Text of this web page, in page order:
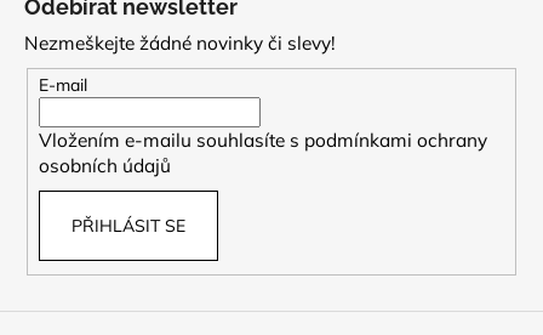
Odebírat newsletter
Nezmeškejte žádné novinky či slevy!
E-mail
Vložením e-mailu souhlasíte s podmínkami ochrany
osobních údajů
PŘIHLÁSIT SE